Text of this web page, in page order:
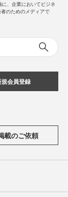
、企業においてビジネ
のためのメディアで
規会員登録
載のご依頼